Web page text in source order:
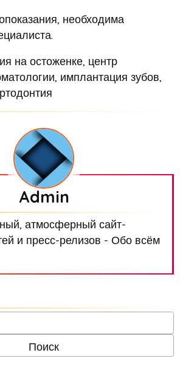
необходима
на остоженке, центр
имплантация зубов,
Admin
атмосферный сайт-
и пресс-релизов - Обо всём